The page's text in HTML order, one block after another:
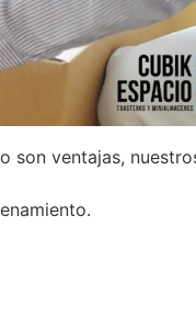
son ventajas,